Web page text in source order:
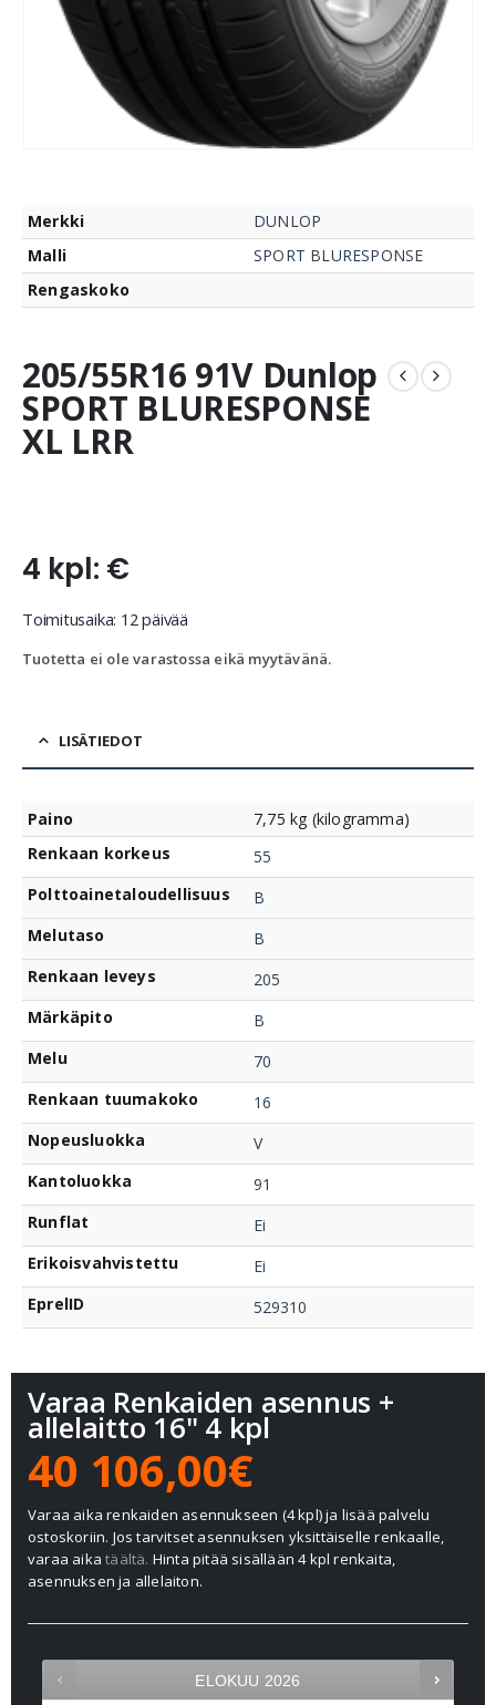
Merkki
DUNLOP
Malli
SPORT BLURESPONSE
Rengaskoko
205/55R16 91V Dunlop
SPORT BLURESPONSE
XL LRR
4 kpl: €
Toimitusaika: 12 päivää
Tuotetta ei ole varastossa eikä myytävänä.
LISÄTIEDOT
Paino
7,75 kg (kilogramma)
Renkaan korkeus
55
Polttoainetaloudellisuus
B
Melutaso
B
Renkaan leveys
205
Märkäpito
B
Melu
70
Renkaan tuumakoko
16
Nopeusluokka
V
Kantoluokka
91
Runflat
Ei
Erikoisvahvistettu
Ei
EprelID
529310
Varaa Renkaiden asennus +
allelaitto 16" 4 kpl
40 106,00€
Varaa aika renkaiden asennukseen (4 kpl) ja lisää palvelu
ostoskoriin. Jos tarvitset asennuksen yksittäiselle renkaalle,
varaa aikatäältä. Hinta pitää sisällään 4 kpl renkaita,
asennuksen ja allelaiton.
ELOKUU 2026